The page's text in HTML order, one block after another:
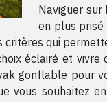
Naviguer
en plus prisé
qui
éclairé et vivre
gonflable pour
vous souhaitez